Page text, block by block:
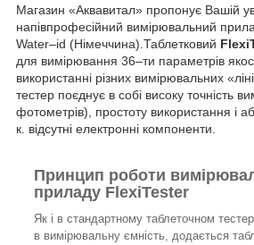
Магазин «Аквавитал» пропонує Вашій
напівпрофесійний вимірювальний
Water–id (Німеччина).Таблетковий
для вимірювання 36–ти параметрів
використанні різних вимірювальних
тестер поєднує в собі високу точність
фотометрів), простоту використання і
к. відсутні електронні компоненти.
Принцип роботи
приладу FlexiTester
Як і в стандартному таблеточном
в вимірювальну ємність, додається